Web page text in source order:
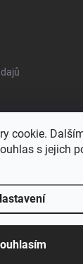
cookie.
s jejich
. Všechna